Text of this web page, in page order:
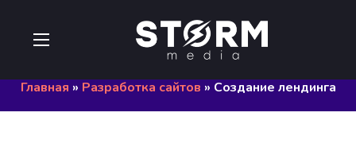
Главная » Разработка сайтов » Создание лендинга